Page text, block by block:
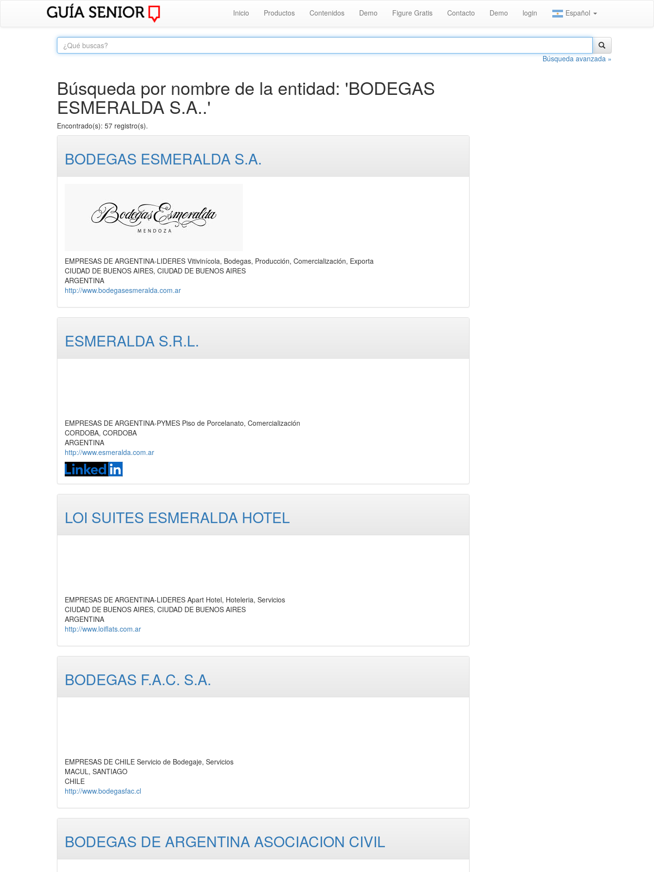
Inicio Productos Contenidos Demo Figure Gratis Contacto Demo login Español
Búsqueda avanzada »
Búsqueda por nombre de la entidad: 'BODEGAS
ESMERALDA S.A..'
Encontrado(s): 57 registro(s).
BODEGAS ESMERALDA S.A.
EMPRESAS DE ARGENTINA-LIDERES Vitivinícola, Bodegas, Producción, Comercialización, Exporta
CIUDAD DE BUENOS AIRES, CIUDAD DE BUENOS AIRES
ARGENTINA
http://www.bodegasesmeralda.com.ar
ESMERALDA S.R.L.
EMPRESAS DE ARGENTINA-PYMES Piso de Porcelanato, Comercialización
CORDOBA, CORDOBA
ARGENTINA
http://www.esmeralda.com.ar
LOI SUITES ESMERALDA HOTEL
EMPRESAS DE ARGENTINA-LIDERES Apart Hotel, Hoteleria, Servicios
CIUDAD DE BUENOS AIRES, CIUDAD DE BUENOS AIRES
ARGENTINA
http://www.loiflats.com.ar
BODEGAS F.A.C. S.A.
EMPRESAS DE CHILE Servicio de Bodegaje, Servicios
MACUL, SANTIAGO
CHILE
http://www.bodegasfac.cl
BODEGAS DE ARGENTINA ASOCIACION CIVIL